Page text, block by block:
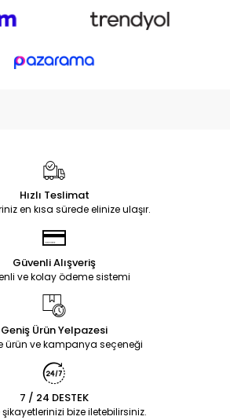
Hızlı Teslimat
en kısa sürede elinize ulaşır.
Güvenli Alışveriş
ve kolay ödeme sistemi
Geniş Ürün Yelpazesi
ürün ve kampanya seçeneği
7 / 24 DESTEK
şikayetlerinizi bize iletebilirsiniz.